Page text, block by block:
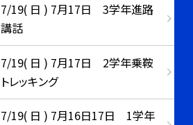
7/19( 日 ) 7月17日 3学年進路
講話
7/19( 日 ) 7月17日 2学年乗鞍
トレッキング
7/19( 日 ) 7月16日17日 1学年